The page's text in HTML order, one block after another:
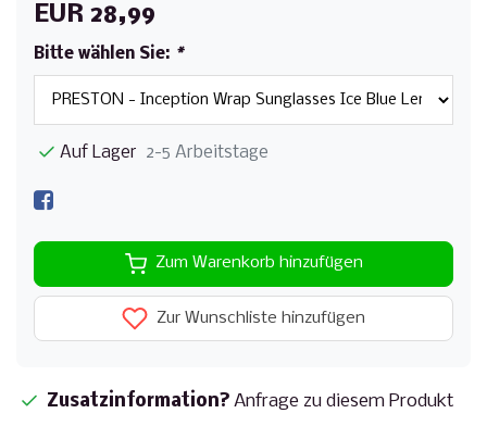
EUR 28,99
Bitte wählen Sie: *
Auf Lager 2-5 Arbeitstage
Zum Warenkorb hinzufügen
Zur Wunschliste hinzufügen
Zusatzinformation? Anfrage zu diesem Produkt